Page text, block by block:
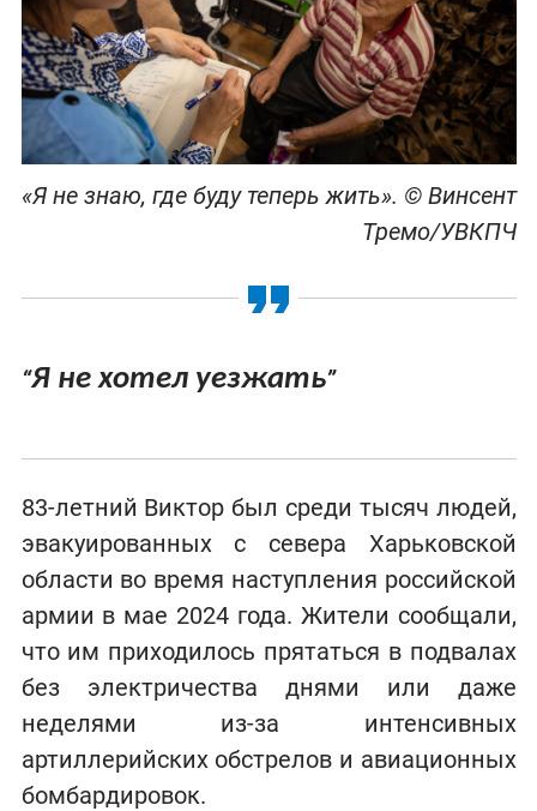
«Я не знаю, где буду теперь жить». © Винсент
Тремо/УВКПЧ
“Я не хотел уезжать”
83-летний Виктор был среди тысяч людей,
эвакуированных с севера Харьковской
области во время наступления российской
армии в мае 2024 года. Жители сообщали,
что им приходилось прятаться в подвалах
без электричества днями или даже
неделями из-за интенсивных
артиллерийских обстрелов и авиационных
бомбардировок.